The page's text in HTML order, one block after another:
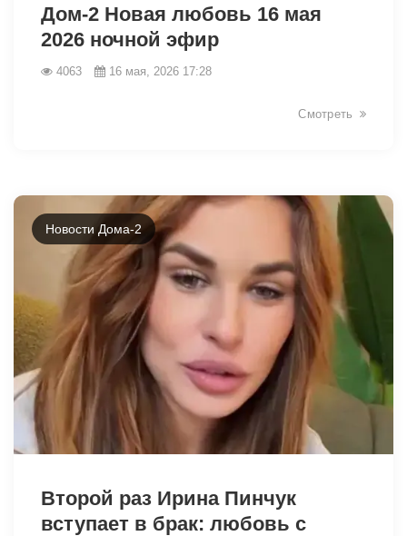
Дом-2 Новая любовь 16 мая
2026 ночной эфир
4063 16 мая, 2026 17:28
Смотреть
Новости Дома-2
Второй раз Ирина Пинчук
вступает в брак: любовь с